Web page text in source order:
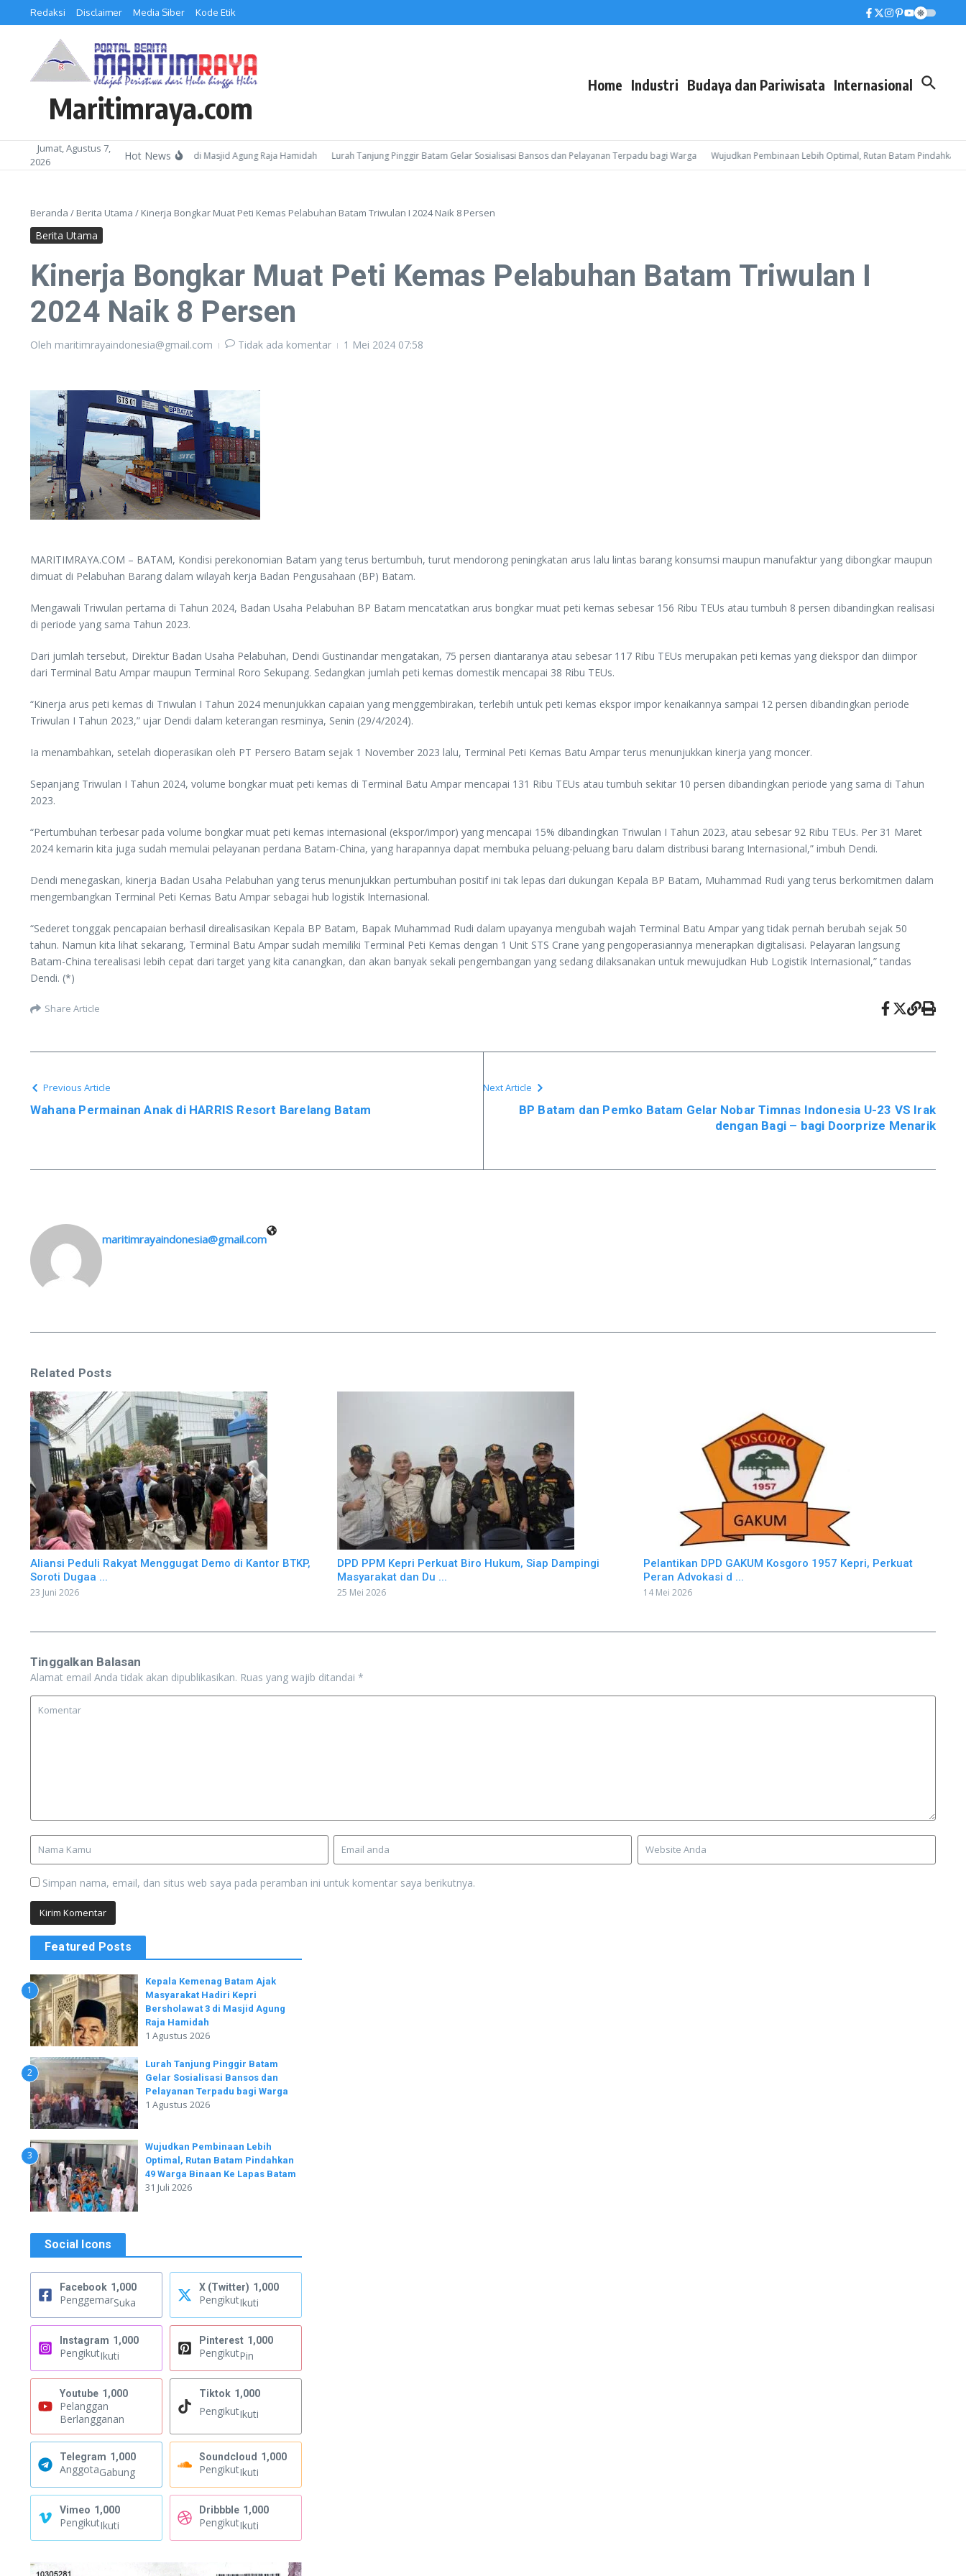
Lewati ke konten
Redaksi Disclaimer Media Siber Kode Etik
Maritimraya.com
Home Industri Budaya dan Pariwisata Internasional
Jumat, Agustus 7,
2026
Hot News
Masyarakat Hadiri Kepri Bersholawat 3 di Masjid Agung Raja Hamidah Lurah Tanjung Pinggir Batam Gelar Sosialisasi Bansos dan Pelayanan Terpadu bagi Warga Wujudkan Pembinaan Lebih Optimal, Rutan Batam Pindahkan 49
Beranda / Berita Utama / Kinerja Bongkar Muat Peti Kemas Pelabuhan Batam Triwulan I 2024 Naik 8 Persen
Berita Utama
Kinerja Bongkar Muat Peti Kemas Pelabuhan Batam Triwulan I
2024 Naik 8 Persen
Oleh maritimrayaindonesia@gmail.com Tidak ada komentar 1 Mei 2024 07:58
MARITIMRAYA.COM – BATAM, Kondisi perekonomian Batam yang terus bertumbuh, turut mendorong peningkatan arus lalu lintas barang konsumsi maupun manufaktur yang dibongkar maupun
dimuat di Pelabuhan Barang dalam wilayah kerja Badan Pengusahaan (BP) Batam.
Mengawali Triwulan pertama di Tahun 2024, Badan Usaha Pelabuhan BP Batam mencatatkan arus bongkar muat peti kemas sebesar 156 Ribu TEUs atau tumbuh 8 persen dibandingkan realisasi
di periode yang sama Tahun 2023.
Dari jumlah tersebut, Direktur Badan Usaha Pelabuhan, Dendi Gustinandar mengatakan, 75 persen diantaranya atau sebesar 117 Ribu TEUs merupakan peti kemas yang diekspor dan diimpor
dari Terminal Batu Ampar maupun Terminal Roro Sekupang. Sedangkan jumlah peti kemas domestik mencapai 38 Ribu TEUs.
“Kinerja arus peti kemas di Triwulan I Tahun 2024 menunjukkan capaian yang menggembirakan, terlebih untuk peti kemas ekspor impor kenaikannya sampai 12 persen dibandingkan periode
Triwulan I Tahun 2023,” ujar Dendi dalam keterangan resminya, Senin (29/4/2024).
Ia menambahkan, setelah dioperasikan oleh PT Persero Batam sejak 1 November 2023 lalu, Terminal Peti Kemas Batu Ampar terus menunjukkan kinerja yang moncer.
Sepanjang Triwulan I Tahun 2024, volume bongkar muat peti kemas di Terminal Batu Ampar mencapai 131 Ribu TEUs atau tumbuh sekitar 10 persen dibandingkan periode yang sama di Tahun
2023.
“Pertumbuhan terbesar pada volume bongkar muat peti kemas internasional (ekspor/impor) yang mencapai 15% dibandingkan Triwulan I Tahun 2023, atau sebesar 92 Ribu TEUs. Per 31 Maret
2024 kemarin kita juga sudah memulai pelayanan perdana Batam-China, yang harapannya dapat membuka peluang-peluang baru dalam distribusi barang Internasional,” imbuh Dendi.
Dendi menegaskan, kinerja Badan Usaha Pelabuhan yang terus menunjukkan pertumbuhan positif ini tak lepas dari dukungan Kepala BP Batam, Muhammad Rudi yang terus berkomitmen dalam
mengembangkan Terminal Peti Kemas Batu Ampar sebagai hub logistik Internasional.
“Sederet tonggak pencapaian berhasil direalisasikan Kepala BP Batam, Bapak Muhammad Rudi dalam upayanya mengubah wajah Terminal Batu Ampar yang tidak pernah berubah sejak 50
tahun. Namun kita lihat sekarang, Terminal Batu Ampar sudah memiliki Terminal Peti Kemas dengan 1 Unit STS Crane yang pengoperasiannya menerapkan digitalisasi. Pelayaran langsung
Batam-China terealisasi lebih cepat dari target yang kita canangkan, dan akan banyak sekali pengembangan yang sedang dilaksanakan untuk mewujudkan Hub Logistik Internasional,” tandas
Dendi. (*)
Share Article
Previous Article
Wahana Permainan Anak di HARRIS Resort Barelang Batam
Next Article
BP Batam dan Pemko Batam Gelar Nobar Timnas Indonesia U-23 VS Irak
dengan Bagi – bagi Doorprize Menarik
maritimrayaindonesia@gmail.com
Related Posts
Aliansi Peduli Rakyat Menggugat Demo di Kantor BTKP,
Soroti Dugaa ...
23 Juni 2026
DPD PPM Kepri Perkuat Biro Hukum, Siap Dampingi
Masyarakat dan Du ...
25 Mei 2026
Pelantikan DPD GAKUM Kosgoro 1957 Kepri, Perkuat
Peran Advokasi d ...
14 Mei 2026
Tinggalkan Balasan
Alamat email Anda tidak akan dipublikasikan. Ruas yang wajib ditandai *
Simpan nama, email, dan situs web saya pada peramban ini untuk komentar saya berikutnya.
Featured Posts
1
Kepala Kemenag Batam Ajak
Masyarakat Hadiri Kepri
Bersholawat 3 di Masjid Agung
Raja Hamidah
1 Agustus 2026
2
Lurah Tanjung Pinggir Batam
Gelar Sosialisasi Bansos dan
Pelayanan Terpadu bagi Warga
1 Agustus 2026
3
Wujudkan Pembinaan Lebih
Optimal, Rutan Batam Pindahkan
49 Warga Binaan Ke Lapas Batam
31 Juli 2026
Social Icons
Facebook 1,000
PenggemarSuka
X (Twitter) 1,000
PengikutIkuti
Instagram 1,000
PengikutIkuti
Pinterest 1,000
PengikutPin
Youtube 1,000
Pelanggan
Berlangganan
Tiktok 1,000
PengikutIkuti
Telegram 1,000
AnggotaGabung
Soundcloud 1,000
PengikutIkuti
Vimeo 1,000
PengikutIkuti
Dribbble 1,000
PengikutIkuti